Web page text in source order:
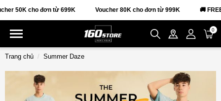
50K cho đơn từ 699K Voucher 80K cho đơn từ 999K 🚚
0
Trang chủ Summer Daze